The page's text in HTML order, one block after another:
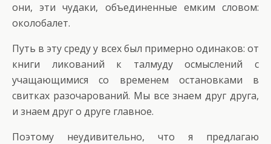
они, эти чудаки, объединенные емким словом:
околобалет.
Путь в эту среду у всех был примерно одинаков: от
книги ликований к талмуду осмыслений с
учащающимися со временем остановками в
свитках разочарований. Мы все знаем друг друга,
и знаем друг о друге главное.
Поэтому неудивительно, что я предлагаю